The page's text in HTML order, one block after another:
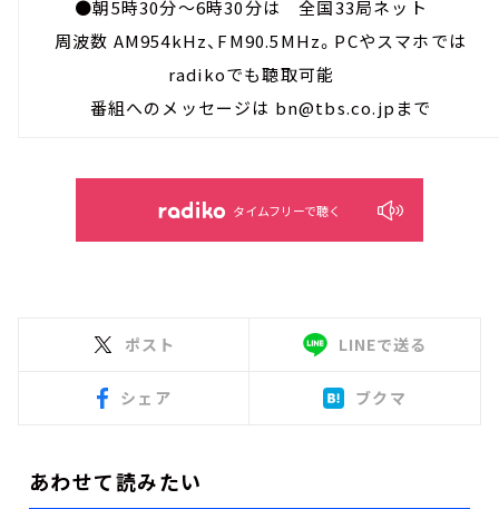
●朝5時30分～6時30分は 全国33局ネット
周波数 AM954kHz、FM90.5MHz。PCやスマホでは
radikoでも聴取可能
番組へのメッセージは bn@tbs.co.jpまで
タイムフリーで聴く
ポスト LINEで送る
シェア ブクマ
あわせて読みたい